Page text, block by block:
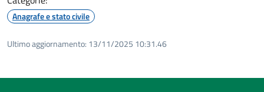
Anagrafe e stato civile
Ultimo aggiornamento: 13/11/2025 10:31.46